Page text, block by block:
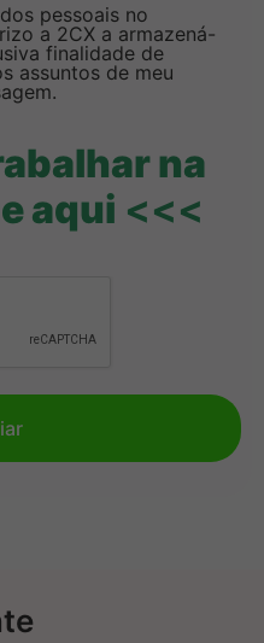
pessoais no
a 2CX a armazená-
finalidade de
assuntos de meu
na
aqui <<<